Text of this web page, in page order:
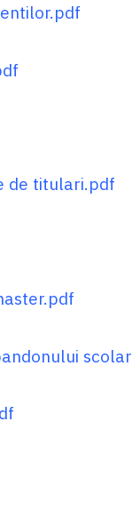
de titulari.pdf